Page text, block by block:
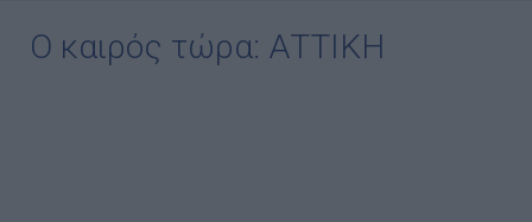
Ο καιρός τώρα: ΑΤΤΙΚΗ